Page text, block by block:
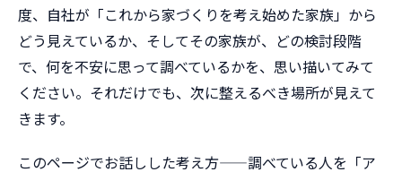
度、自社が「これから家づくりを考え始めた家族」から
どう見えているか、そしてその家族が、どの検討段階
で、何を不安に思って調べているかを、思い描いてみて
ください。それだけでも、次に整えるべき場所が見えて
きます。
このページでお話しした考え方——調べている人を「ア